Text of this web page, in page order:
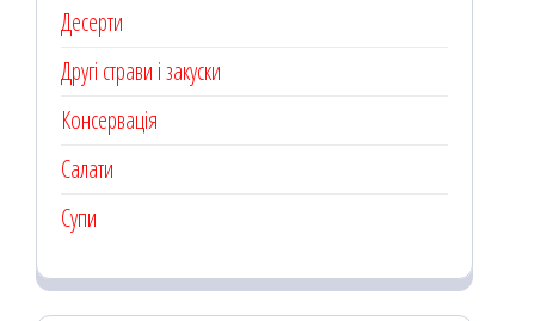
Десерти
Другі страви і закуски
Консервація
Салати
Супи